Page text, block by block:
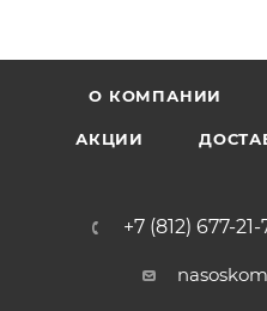
О КОМПАНИИ
АКЦИИ
+7 (812) 677-